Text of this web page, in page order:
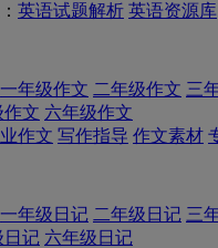
英语试题解析 英语资源库
一年级作文 二年级作文 三
作文 六年级作文
作文 写作指导 作文素材
一年级日记 二年级日记 三
日记 六年级日记